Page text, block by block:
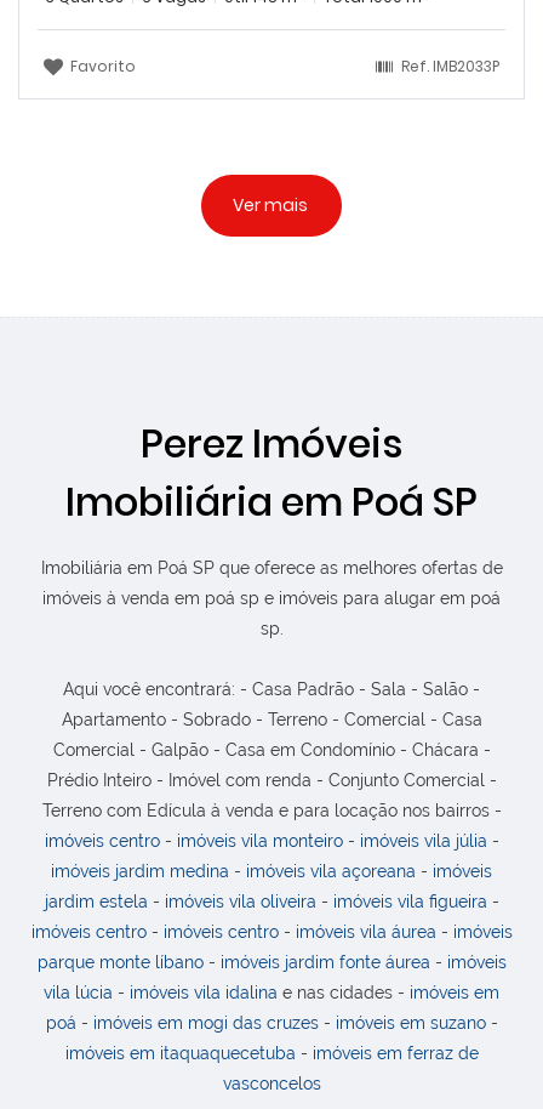
Favorito Ref. IMB2033P
Ver mais
Perez Imóveis
Imobiliária em Poá SP
Imobiliária em Poá SP que oferece as melhores ofertas de
imóveis à venda em poá sp e imóveis para alugar em poá
sp
Aqui você encontrará: - Casa Padrão - Sala - Salão -
Apartamento - Sobrado - Terreno - Comercial - Casa
Comercial - Galpão - Casa em Condomínio - Chácara -
Prédio Inteiro - Imóvel com renda - Conjunto Comercial -
Terreno com Edícula à venda e para locação nos bairros -
imóveis centro- imóveis vila monteiro- imóveis vila júlia -
imóveis jardim medina - imóveis vila açoreana - imóveis
jardim estela - imóveis vila oliveira - imóveis vila figueira -
imóveis centro- imóveis centro- imóveis vila áurea - imóveis
parque monte líbano- imóveis jardim fonte áurea - imóveis
vila lúcia - imóveis vila idalina e nas cidades - imóveis em
poá - imóveis em mogi das cruzes- imóveis em suzano-
imóveis em itaquaquecetuba - imóveis em ferraz de
vasconcelos